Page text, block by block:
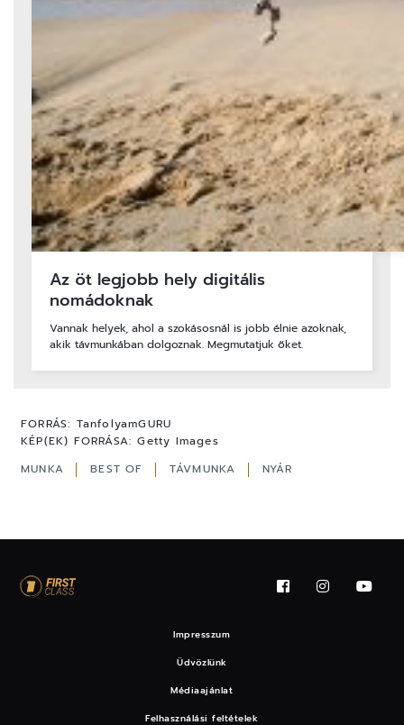
Az öt legjobb hely digitális
nomádoknak
Vannak helyek, ahol a szokásosnál is jobb élnie azoknak,
akik távmunkában dolgoznak. Megmutatjuk őket.
FORRÁS: TanfolyamGURU
KÉP(EK) FORRÁSA: Getty Images
MUNKA
BEST OF TÁVMUNKA NYÁR
Impresszum
Üdvözlünk
Médiaajánlat
Felhasználási feltételek